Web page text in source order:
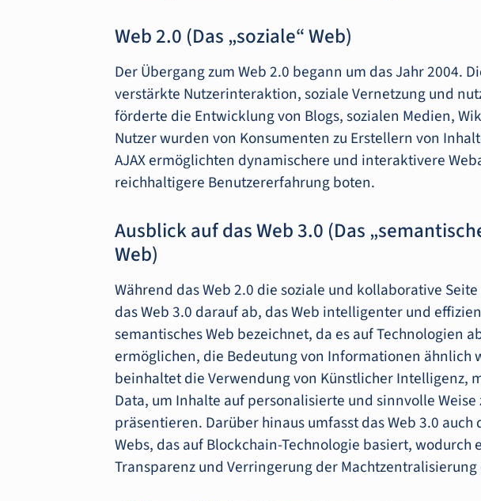
Web 2.0 (Das „soziale“ Web)
Der Übergang zum Web 2.0 begann um das Jahr 2004.
verstärkte Nutzerinteraktion, soziale Vernetzung und
förderte die Entwicklung von Blogs, sozialen Medien,
Nutzer wurden von Konsumenten zu Erstellern von
AJAX ermöglichten dynamischere und interaktivere
reichhaltigere Benutzererfahrung boten.
Ausblick auf das Web 3.0 (Das
Web)
Während das Web 2.0 die soziale und kollaborative
das Web 3.0 darauf ab, das Web intelligenter und
semantisches Web bezeichnet, da es auf Technologien
ermöglichen, die Bedeutung von Informationen ähnlich
beinhaltet die Verwendung von Künstlicher Intelligenz,
Data, um Inhalte auf personalisierte und sinnvolle
präsentieren. Darüber hinaus umfasst das Web 3.0
Webs, das auf Blockchain-Technologie basiert, wodurch
Transparenz und Verringerung der